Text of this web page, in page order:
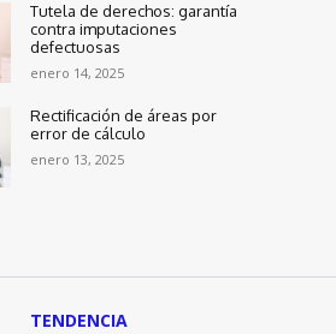
Tutela de derechos: garantía
contra imputaciones
defectuosas
enero 14, 2025
Rectificación de áreas por
error de cálculo
enero 13, 2025
TENDENCIA